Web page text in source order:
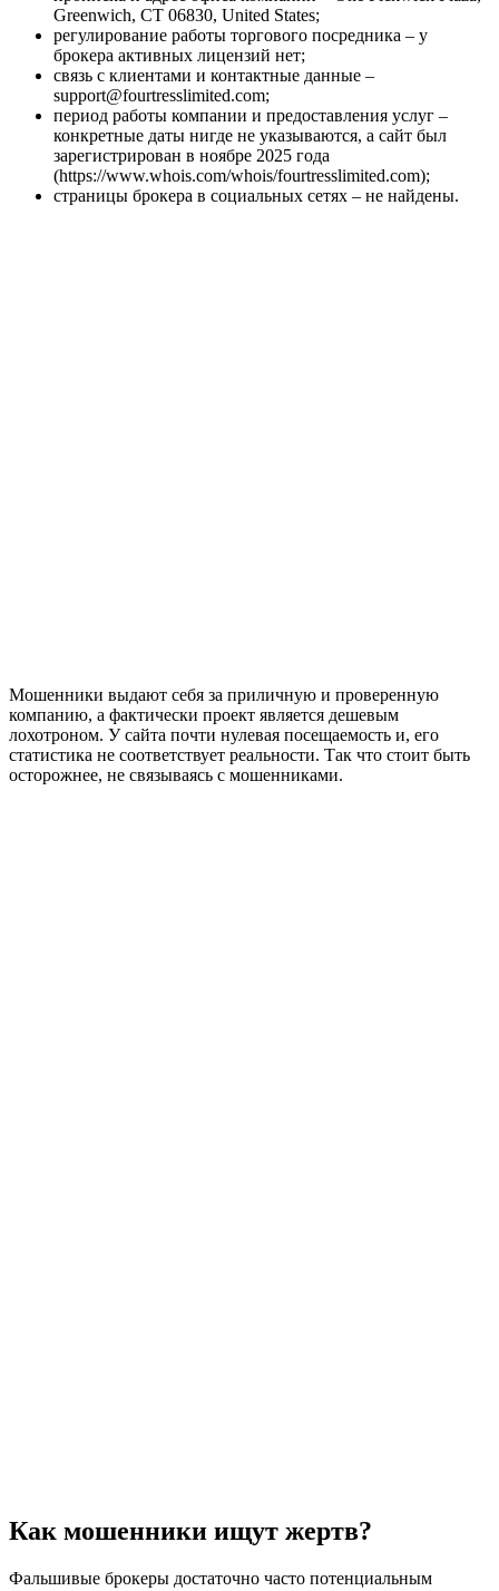
Greenwich, CT 06830, United States;
регулирование работы торгового посредника – у
брокера активных лицензий нет;
связь с клиентами и контактные данные –
support@fourtresslimited.com;
период работы компании и предоставления услуг –
конкретные даты нигде не указываются, а сайт был
зарегистрирован в ноябре 2025 года
(https://www.whois.com/whois/fourtresslimited.com);
страницы брокера в социальных сетях – не найдены.
Мошенники выдают себя за приличную и проверенную
компанию, а фактически проект является дешевым
лохотроном. У сайта почти нулевая посещаемость и, его
статистика не соответствует реальности. Так что стоит быть
осторожнее, не связываясь с мошенниками.
Как мошенники ищут жертв?
Фальшивые брокеры достаточно часто потенциальным